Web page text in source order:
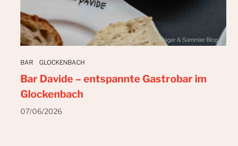
BAR GLOCKENBACH
Bar Davide – entspannte Gastrobar im
Glockenbach
07/06/2026